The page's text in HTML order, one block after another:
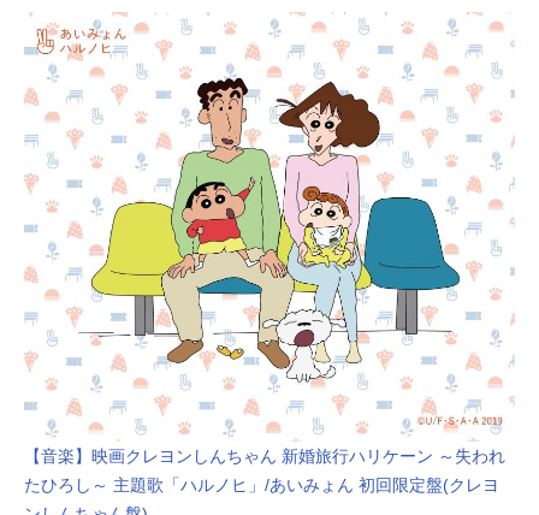
裁ドノバン・デズモンドの動向を探
るため、ある極秘任務を課せられ
る。その名も、オペレーション〈梟
(ストリクス)〉。内容は、“一週間以
内に家族を作り、デズモンドの息子
が通う名門校の懇親会に潜入せよ”。
〈黄昏(たそがれ)〉は、精神科医ロイ
ド・フォージャーに扮し、家族を作
ることに。だが、彼が出会った娘・
アーニャは心を読むことができる超
能力者、妻・ヨルは殺し屋だった！3
人の利害が一致したことで、お互い
の正体を隠しながら共に暮らすこと
となる。ハプニング連続の仮初めの
家族に、世界の平和は託された―
―。作品名SPY×FAMILYSeason2放
送形態TVアニメシリーズSPY×FAMIL
Yスケジュール2023年10月7日
【音楽】映画クレヨンしんちゃん 新婚旅行ハリケーン ～失われ
たひろし～ 主題歌「ハルノヒ」/あいみょん 初回限定盤(クレヨ